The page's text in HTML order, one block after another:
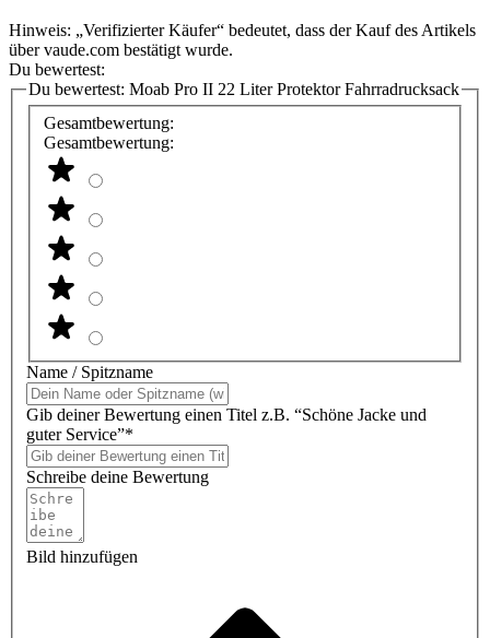
Hinweis: „Verifizierter Käufer“ bedeutet, dass der Kauf des Artikels
über vaude.com bestätigt wurde.
Du bewertest:
Du bewertest: Moab Pro II 22 Liter Protektor Fahrradrucksack
Gesamtbewertung:
Gesamtbewertung:
Name / Spitzname
Gib deiner Bewertung einen Titel z.B. “Schöne Jacke und
guter Service”*
Schreibe deine Bewertung
Bild hinzufügen